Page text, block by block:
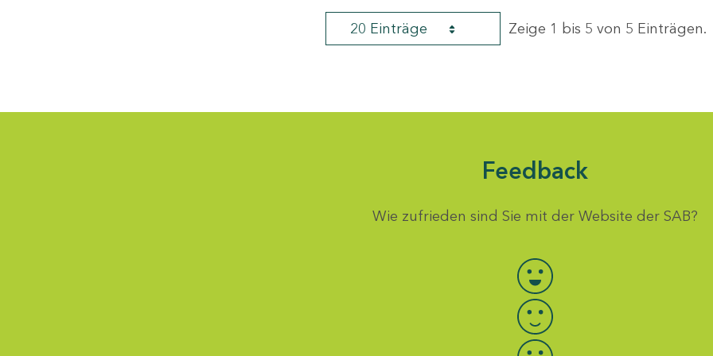
20 Einträge Zeige 1 bis 5 von 5 Einträgen.
Feedback
Wie zufrieden sind Sie mit der Website der SAB?
Bewertung auswählen